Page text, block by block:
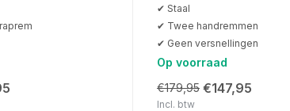
✔ Staal
✔ Twee handremmen
✔ Geen versnellingen
Op voorraad
€179,95 €147,95
Incl. btw